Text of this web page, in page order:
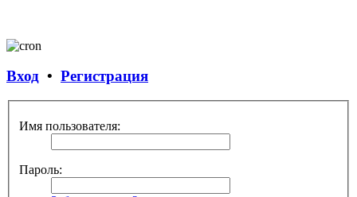
Вход • Регистрация
Имя пользователя:
Пароль: